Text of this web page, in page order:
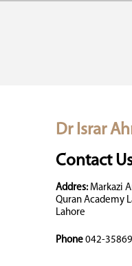
Dr Israr
Contact
Addres:Markazi
Quran Academy
Lahore
Phone 042-